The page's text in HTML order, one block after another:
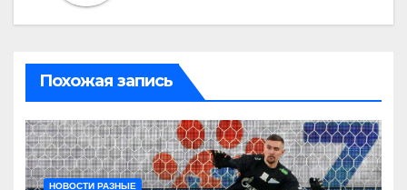
Похожая запись
НОВОСТИ РАЗНЫЕ